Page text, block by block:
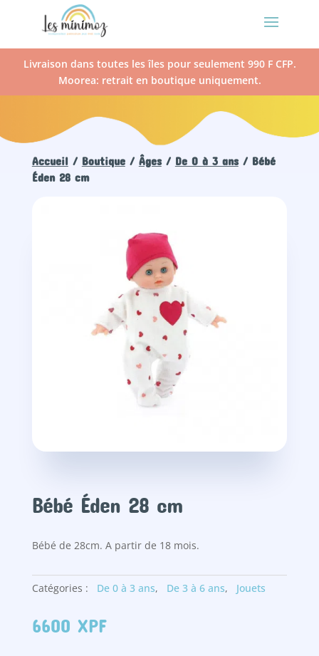
Livraison dans toutes les îles pour seulement 990 F CFP.
Moorea: retrait en boutique uniquement.
Accueil / Boutique/ Âges/ De 0 à 3 ans/ Bébé
Éden 28 cm
Bébé Éden 28 cm
Bébé de 28cm. A partir de 18 mois.
Catégories : De 0 à 3 ans, De 3 à 6 ans, Jouets
6600 XPF